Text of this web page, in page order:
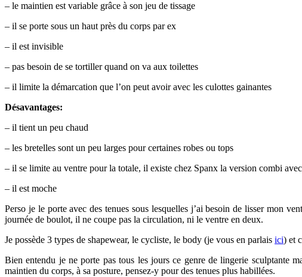
– le maintien est variable grâce à son jeu de tissage
– il se porte sous un haut près du corps par ex
– il est invisible
– pas besoin de se tortiller quand on va aux toilettes
– il limite la démarcation que l’on peut avoir avec les culottes gainantes
Désavantages:
– il tient un peu chaud
– les bretelles sont un peu larges pour certaines robes ou tops
– il se limite au ventre pour la totale, il existe chez Spanx la version combi
– il est moche
Perso je le porte avec des tenues sous lesquelles j’ai besoin de lisser mon
journée de boulot, il ne coupe pas la circulation, ni le ventre en deux.
Je possède 3 types de shapewear, le cycliste, le body (je vous en parlais ici) et
Bien entendu je ne porte pas tous les jours ce genre de lingerie sculptante
maintien du corps, à sa posture, pensez-y pour des tenues plus habillées.